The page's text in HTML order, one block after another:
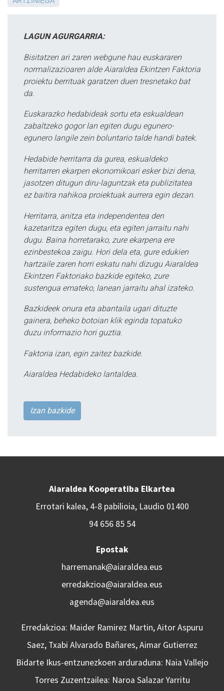
LAGUN AGURGARRIA:
Bisitatzen ari zaren webgune hau euskararen
normalizazioaren alde Aiaraldea Ekintzen Faktoria
proiektu berrituak garatzen duen tresnetako bat
da.
Euskarazko hedabideak sortu eta eskualdean
zabaltzeko gogor lan egiten dugu egunero-
egunero langile zein boluntario talde handi batek.
Hedabide herritarra da gurea, eskualdeko
herritarren ekarpen ekonomikoari esker bizi dena,
jasotzen ditugun diru-laguntzak eta publizitatea
ez baitira nahikoa proiektuak aurrera egin dezan.
Herritarra, anitza eta independentea den
kazetaritza egiten dugu, eta egiten jarraitu nahi
dugu. Baina horretarako, zure ekarpena ere
ezinbestekoa zaigu. Hori dela eta, gure edukien
hartzaile zaren horri eskatu nahi dizugu Aiaraldea
Ekintzen Faktoriako bazkide egiteko, zure
sustengua emateko, lanean jarraitu ahal izateko.
Bazkideek onura eta abantaila ugari dituzte
gainera, beheko botoian klik eginda topatuko
duzu informazio hori guztia.
Faktoria izan, egin zaitez bazkide.
Aiaraldea Hedabideko lantaldea.
Izan bazkide
Aiaraldea Kooperatiba Elkartea
Errotari kalea, 4-8 pabilioia, Laudio 01400
94 656 85 54
Epostak
harremanak@aiaraldea.eus
erredakzioa@aiaraldea.eus
agenda@aiaraldea.eus
Erredakzioa: Maider Ramirez Martin, Aitor Aspuru
Saez, Txabi Alvarado Bañares, Aimar Gutierrez
Bidarte Ikus-entzunezkoen arduraduna: Naia Vallejo
Torres Zuzentzailea: Naroa Salazar Yarritu